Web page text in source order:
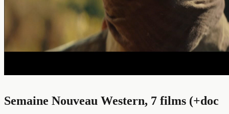
Semaine Nouveau Western, 7 films (+doc